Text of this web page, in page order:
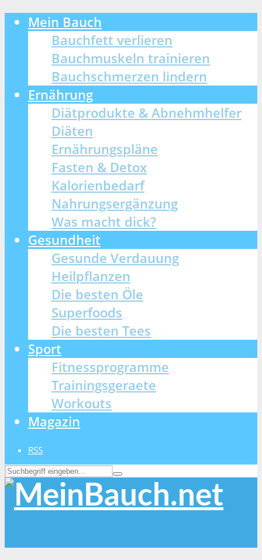
Mein Bauch
Bauchfett verlieren
Bauchmuskeln trainieren
Bauchschmerzen lindern
Ernährung
Diätprodukte & Abnehmhelfer
Diäten
Ernährungspläne
Fasten & Detox
Kalorienbedarf
Nahrungsergänzung
Was macht dick?
Gesundheit
Gesunde Verdauung
Heilpflanzen
Die besten Öle
Superfoods
Die besten Tees
Sport
Fitnessprogramme
Trainingsgeraete
Workouts
Magazin
RSS